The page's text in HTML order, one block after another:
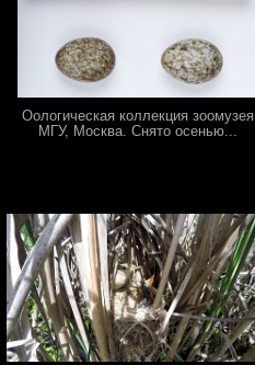
Оологическая коллекция зоомузея
МГУ, Москва. Снято осенью...